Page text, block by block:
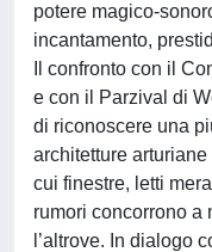
potere magico-
incantamento,
Il confronto con il
e con il Parzival di
di riconoscere una
architetture
cui finestre, letti
rumori concorrono a
l’altrove. In dialogo